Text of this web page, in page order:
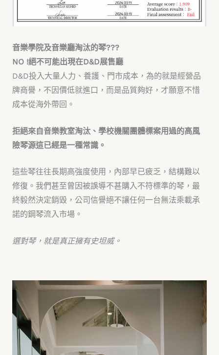
音樂學院及音樂廳淘汰的琴???
NO !絕不可能出現在D&D展售廳
D&D投入大量人力、養護、門市成本，為的就是經營品
牌商譽，不因價低就進口，而是品質夠好，才願意不惜
成本從海外帶回。
拒絕來自音樂教室淘汰、學校機關團體標案用過的高風
險琴源這已經是一種常識。
這些琴往往長期高強度使用，內部早已疲乏，結構難以
修復。我們甚至曾因被誤導不甚購入不符標準的琴，最
終毅然決定銷毀，公司信譽絕不讓任何一台無法乘載承
諾的鋼琴流入市場。
選對琴，就是真正擁有史坦威。